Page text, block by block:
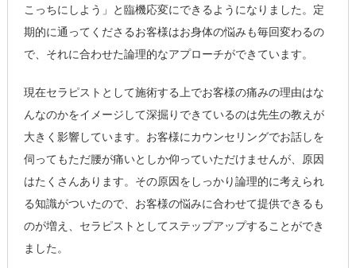
こっちにしよう」と臨機応変にできるようになりました。定
期的に通ってくださるお客様はお身体の悩みも毎回変わるの
で、それに合わせた論理的なアプローチができています。
現在セラピストとして施術する上でお客様の痛みの理由はな
んなのかをイメージして深掘りできているのは先生の教えが
大きく影響しています。お客様にカウンセリングでお話しを
伺ってもただ腰が痛いとしか仰っていただけませんが、原因
はたくさんあります。その原因をしっかり論理的に考えられ
る知識がついたので、お客様の悩みに合わせて提供できるも
のが増え、セラピストとしてステップアップすることができ
ました。